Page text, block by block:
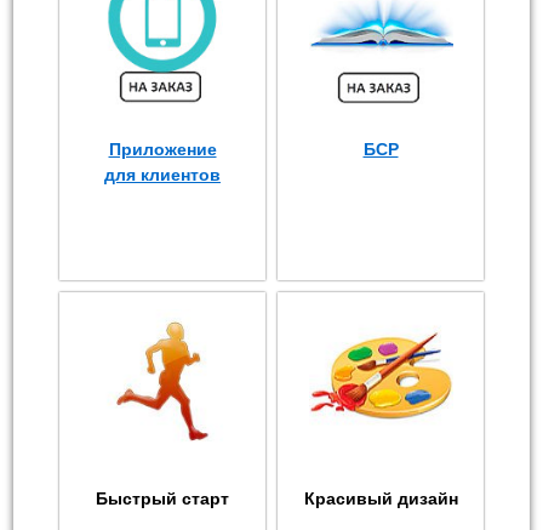
Приложение
для клиентов
БСР
Быстрый старт Красивый дизайн